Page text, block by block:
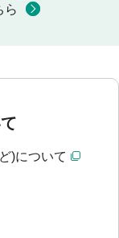
ら
)について